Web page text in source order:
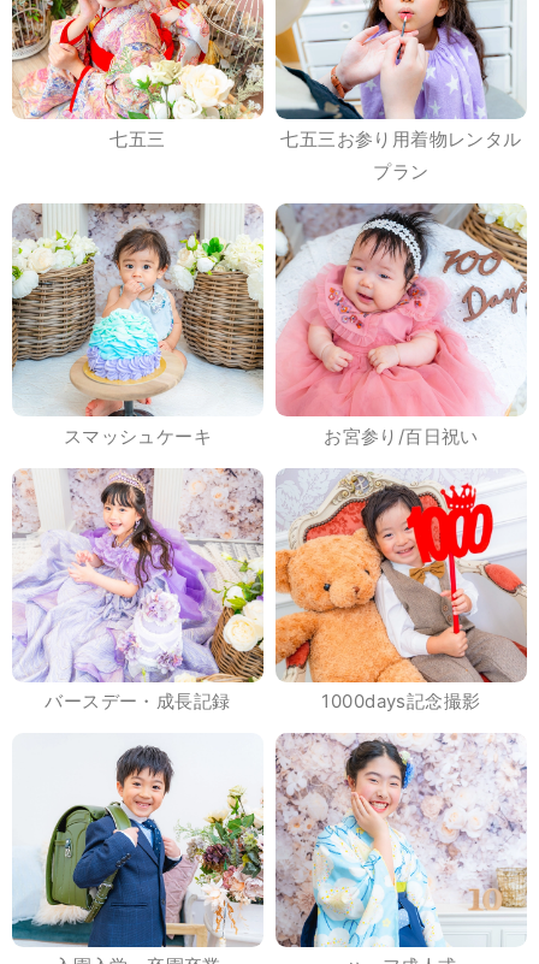
七五三
七五三お参り用着物レンタル
プラン
スマッシュケーキ お宮参り/百日祝い
バースデー・成長記録 1000days記念撮影